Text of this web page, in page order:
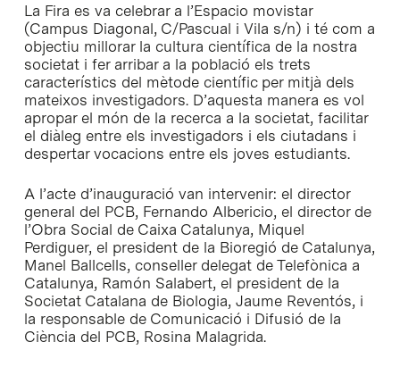
La Fira es va celebrar a l’Espacio movistar
(Campus Diagonal, C/Pascual i Vila s/n) i té com a
objectiu millorar la cultura científica de la nostra
societat i fer arribar a la població els trets
característics del mètode científic per mitjà dels
mateixos investigadors. D’aquesta manera es vol
apropar el món de la recerca a la societat, facilitar
el diàleg entre els investigadors i els ciutadans i
despertar vocacions entre els joves estudiants.
A l’acte d’inauguració van intervenir: el director
general del PCB, Fernando Albericio, el director de
l’Obra Social de Caixa Catalunya, Miquel
Perdiguer, el president de la Bioregió de Catalunya,
Manel Ballcells, conseller delegat de Telefònica a
Catalunya, Ramón Salabert, el president de la
Societat Catalana de Biologia, Jaume Reventós, i
la responsable de Comunicació i Difusió de la
Ciència del PCB, Rosina Malagrida.